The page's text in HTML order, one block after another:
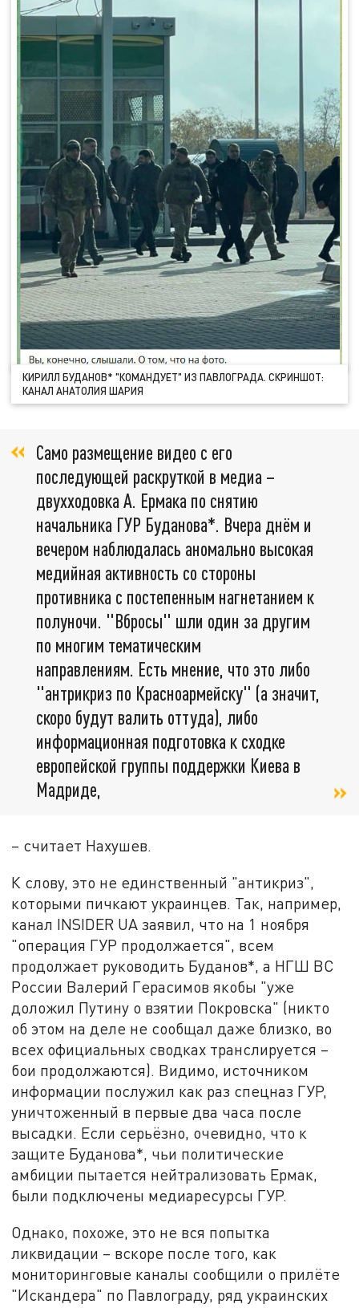
КИРИЛЛ БУДАНОВ* "КОМАНДУЕТ" ИЗ ПАВЛОГРАДА. СКРИНШОТ:
КАНАЛ АНАТОЛИЯ ШАРИЯ
Само размещение видео с его
последующей раскруткой в медиа –
двухходовка А. Ермака по снятию
начальника ГУР Буданова*. Вчера днём и
вечером наблюдалась аномально высокая
медийная активность со стороны
противника с постепенным нагнетанием к
полуночи. "Вбросы" шли один за другим
по многим тематическим
направлениям. Есть мнение, что это либо
"антрикриз по Красноармейску" (а значит,
скоро будут валить оттуда), либо
информационная подготовка к сходке
европейской группы поддержки Киева в
Мадриде,
– считает Нахушев.
К слову, это не единственный "антикриз",
которыми пичкают украинцев. Так, например,
канал INSIDER UA заявил, что на 1 ноября
"операция ГУР продолжается", всем
продолжает руководить Буданов*, а НГШ ВС
России Валерий Герасимов якобы "уже
доложил Путину о взятии Покровска" (никто
об этом на деле не сообщал даже близко, во
всех официальных сводках транслируется –
бои продолжаются). Видимо, источником
информации послужил как раз спецназ ГУР,
уничтоженный в первые два часа после
высадки. Если серьёзно, очевидно, что к
защите Буданова*, чьи политические
амбиции пытается нейтрализовать Ермак,
были подключены медиаресурсы ГУР.
Однако, похоже, это не вся попытка
ликвидации – вскоре после того, как
мониторинговые каналы сообщили о прилёте
"Искандера" по Павлограду, ряд украинских